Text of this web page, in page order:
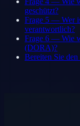
geschützt?
Frage 5 — Wer
verantwortlich?
Frage 6 — Wie
(DORA)?
Bereiten Sie